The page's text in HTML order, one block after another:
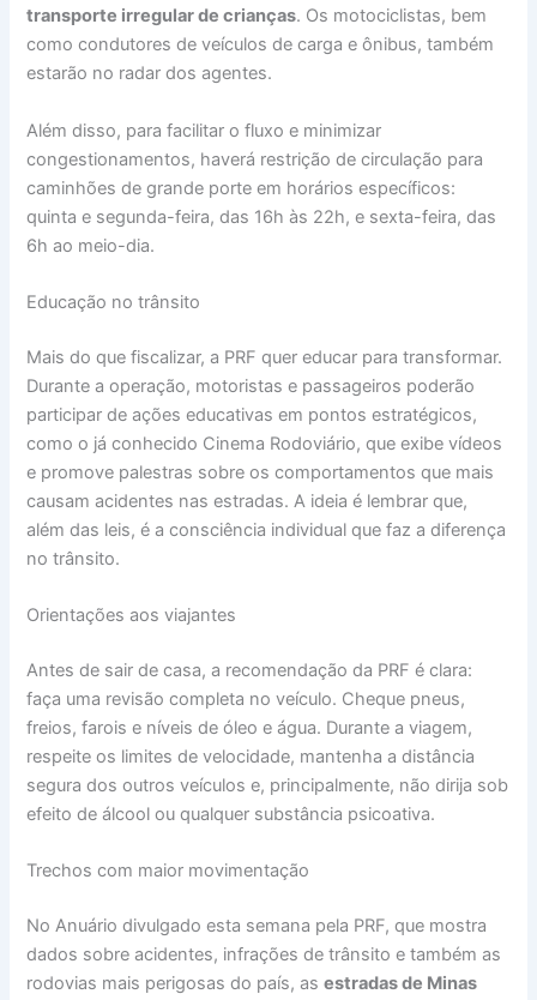
transporte irregular de crianças. Os motociclistas, bem
como condutores de veículos de carga e ônibus, também
estarão no radar dos agentes.
Além disso, para facilitar o fluxo e minimizar
congestionamentos, haverá restrição de circulação para
caminhões de grande porte em horários específicos:
quinta e segunda-feira, das 16h às 22h, e sexta-feira, das
6h ao meio-dia.
Educação no trânsito
Mais do que fiscalizar, a PRF quer educar para transformar.
Durante a operação, motoristas e passageiros poderão
participar de ações educativas em pontos estratégicos,
como o já conhecido Cinema Rodoviário, que exibe vídeos
e promove palestras sobre os comportamentos que mais
causam acidentes nas estradas. A ideia é lembrar que,
além das leis, é a consciência individual que faz a diferença
no trânsito.
Orientações aos viajantes
Antes de sair de casa, a recomendação da PRF é clara:
faça uma revisão completa no veículo. Cheque pneus,
freios, farois e níveis de óleo e água. Durante a viagem,
respeite os limites de velocidade, mantenha a distância
segura dos outros veículos e, principalmente, não dirija sob
efeito de álcool ou qualquer substância psicoativa.
Trechos com maior movimentação
No Anuário divulgado esta semana pela PRF, que mostra
dados sobre acidentes, infrações de trânsito e também as
rodovias mais perigosas do país, asestradas de Minas